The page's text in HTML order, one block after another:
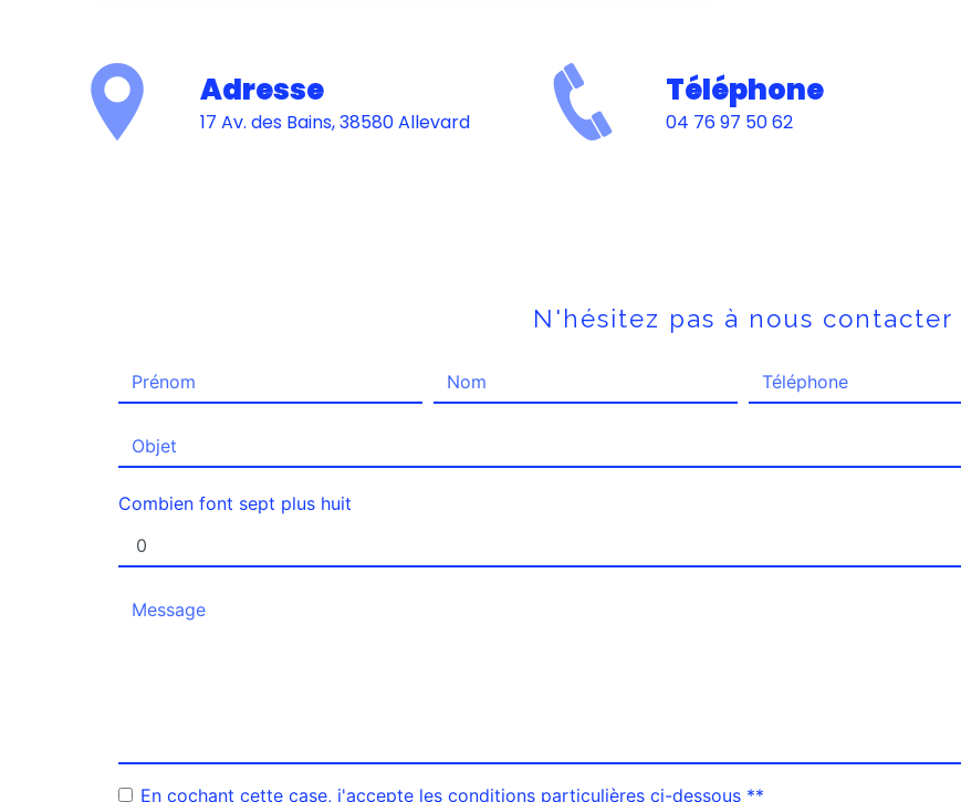
Adresse
17 Av. des Bains, 38580 Allevard
Téléphone
04 76 97 50 62
N'hésitez pas à nous contacter
Combien font sept plus huit
En cochant cette case, j'accepte les conditions particulières ci-dessous **